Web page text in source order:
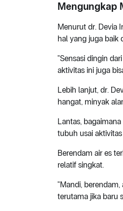
Mengungkap
Menurut dr. Devia
hal yang juga baik
"Sensasi dingin
aktivitas ini juga
Lebih lanjut, dr.
hangat, minyak
Lantas,
tubuh usai
Berendam air es
relatif singkat.
"Mandi,
terutama jika baru